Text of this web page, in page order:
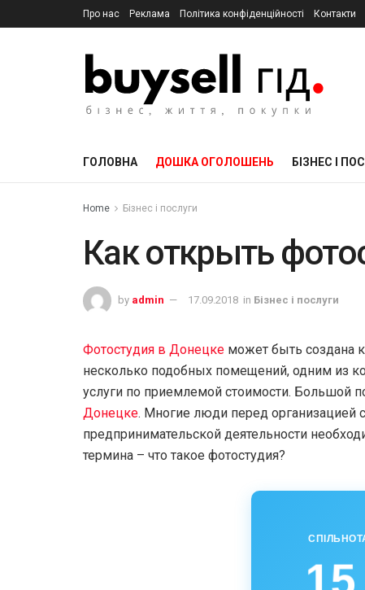
Про нас Реклама Політика конфіденційності Контакти
ГОЛОВНА ДОШКА ОГОЛОШЕНЬ БІЗНЕС І
Home Бізнес і послуги
Как открыть
by admin 17.09.2018 in Бізнес і послуги
Фотостудия в Донецке может быть создана
несколько подобных помещений, одним из
услуги по приемлемой стоимости. Большой
Донецке. Многие люди перед организацией
предпринимательской деятельности
термина – что такое фотостудия?